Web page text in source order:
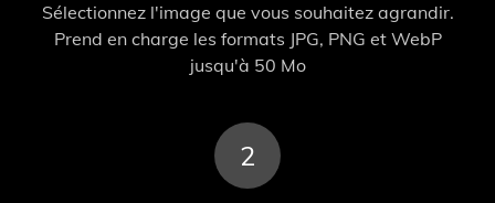
Sélectionnez l'image que vous souhaitez agrandir.
Prend en charge les formats JPG, PNG et WebP
jusqu'à 50 Mo
2